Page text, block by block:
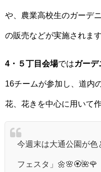
や、農業高校生のガーデ
の販売などが実施されます
4・５丁目会場ではガーデ
16チームが参加し、道内
花、花きを中心に用いて
今週末は大通公園が
フェスタ」🌼🌸🏵️🌺🌹